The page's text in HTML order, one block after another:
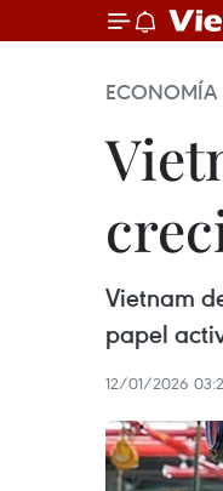
ECONOMÍA
Vietnam
papel
12/01/2026